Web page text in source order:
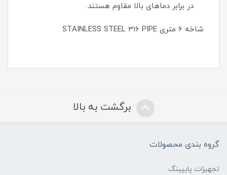
در برابر دماهای بالا مقاوم هستند.
شاخه ۶ متری STAINLESS STEEL 316 PIPE
برگشت به بالا
گروه بندی محصولات
تجهیزات پایپینگ